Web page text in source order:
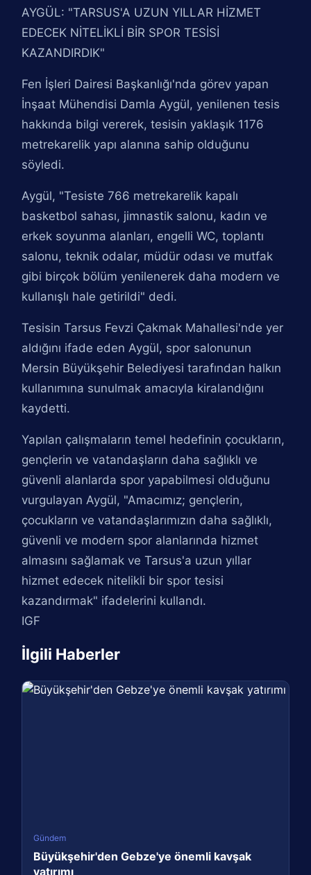
AYGÜL: "TARSUS'A UZUN YILLAR HİZMET
EDECEK NİTELİKLİ BİR SPOR TESİSİ
KAZANDIRDIK"
Fen İşleri Dairesi Başkanlığı'nda görev yapan
İnşaat Mühendisi Damla Aygül, yenilenen tesis
hakkında bilgi vererek, tesisin yaklaşık 1176
metrekarelik yapı alanına sahip olduğunu
söyledi.
Aygül, "Tesiste 766 metrekarelik kapalı
basketbol sahası, jimnastik salonu, kadın ve
erkek soyunma alanları, engelli WC, toplantı
salonu, teknik odalar, müdür odası ve mutfak
gibi birçok bölüm yenilenerek daha modern ve
kullanışlı hale getirildi" dedi.
Tesisin Tarsus Fevzi Çakmak Mahallesi'nde yer
aldığını ifade eden Aygül, spor salonunun
Mersin Büyükşehir Belediyesi tarafından halkın
kullanımına sunulmak amacıyla kiralandığını
kaydetti.
Yapılan çalışmaların temel hedefinin çocukların,
gençlerin ve vatandaşların daha sağlıklı ve
güvenli alanlarda spor yapabilmesi olduğunu
vurgulayan Aygül, "Amacımız; gençlerin,
çocukların ve vatandaşlarımızın daha sağlıklı,
güvenli ve modern spor alanlarında hizmet
almasını sağlamak ve Tarsus'a uzun yıllar
hizmet edecek nitelikli bir spor tesisi
kazandırmak" ifadelerini kullandı.
IGF
İlgili Haberler
Gündem
Büyükşehir'den Gebze'ye önemli kavşak
yatırımı